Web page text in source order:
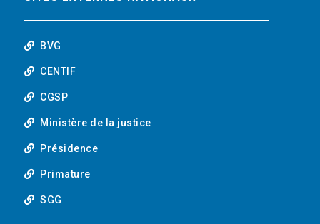
t
u
b
e
BVG
CENTIF
CGSP
Ministère de la justice
Présidence
Primature
SGG